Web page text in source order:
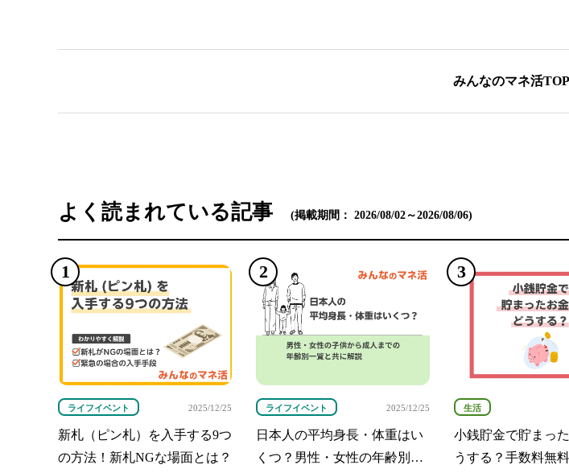
みんなのマネ活
よく読まれている記事 (掲載期間： 2026/08/02～2026/08/06)
ライフイベント 2025/12/25
新札（ピン札）を入手する9つ
の方法！新札NGな場面とは？
ライフイベント 2025/12/25
日本人の平均身長・体重はい
くつ？男性・女性の年齢別一
生活
小銭貯金で貯まっ
うする？手数料無